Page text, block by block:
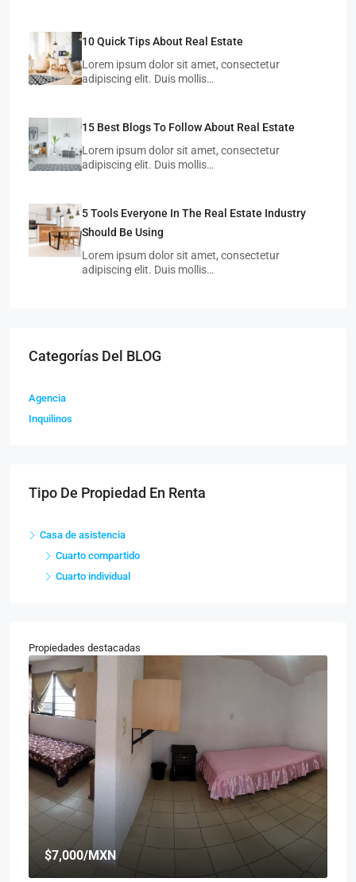
10 Quick Tips About Real Estate
Lorem ipsum dolor sit amet, consectetur
adipiscing elit. Duis mollis…
15 Best Blogs To Follow About Real Estate
Lorem ipsum dolor sit amet, consectetur
adipiscing elit. Duis mollis…
5 Tools Everyone In The Real Estate Industry
Should Be Using
Lorem ipsum dolor sit amet, consectetur
adipiscing elit. Duis mollis…
Categorías Del BLOG
Agencia
Inquilinos
Tipo De Propiedad En Renta
Casa de asistencia
Cuarto compartido
Cuarto individual
Propiedades destacadas
$7,000/MXN